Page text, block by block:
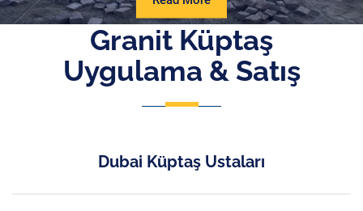
More
Granit Küptaş
Uygulama & Satış
Dubai Küptaş Ustaları